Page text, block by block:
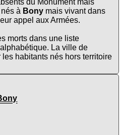
à Bonymais vivant dans
appel aux Armées.
morts dans une liste
La ville de
habitants nés hors territoire